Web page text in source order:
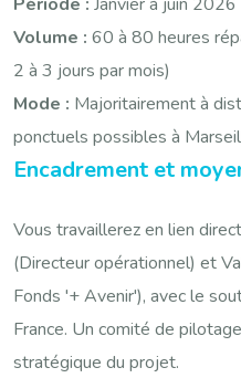
Période : Janvier à juin
Volume : 60 à 80 heures
2 à 3 jours par mois)
Mode : Majoritairement à
ponctuels possibles à
Encadrement et
Vous travaillerez en lien
(Directeur opérationnel) et
Fonds '+ Avenir'), avec le
France. Un comité de
stratégique du projet.